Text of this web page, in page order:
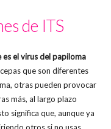
de ITS
el virus del papiloma
que son diferentes
otras pueden provocar
más, al largo plazo
significa que, aunque ya